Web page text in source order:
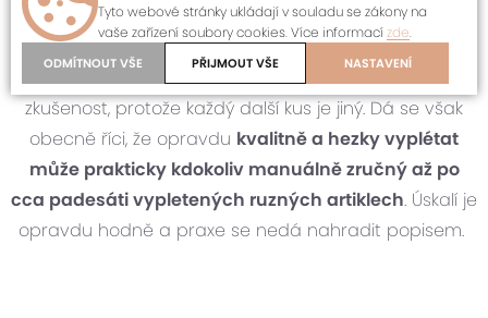
Thonetů pohybovala mezi65 a 75 tunami ročně
Vyplétání dobových artiklů chce opravdu velkou
zkušenost, protože každý další kus je jiný. Dá se však
obecně říci, že opravdu kvalitně a hezky vyplétat
může prakticky kdokoliv manuálně zručný až po
cca padesáti vypletených ruzných artiklech. Úskalí je
opravdu hodně a praxe se nedá nahradit popisem.
Tyto webové stránky ukládají v souladu se zákony na
vaše zařízení soubory cookies. Více informacízde.
ODMÍTNOUT VŠE PŘIJMOUT VŠE NASTAVENÍ